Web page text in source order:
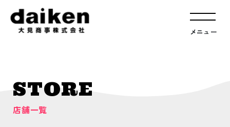
メニュー
STORE
店舗一覧